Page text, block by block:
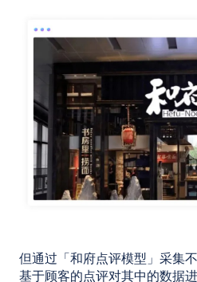
但通过「和府点评模型」采集
基于顾客的点评对其中的数据